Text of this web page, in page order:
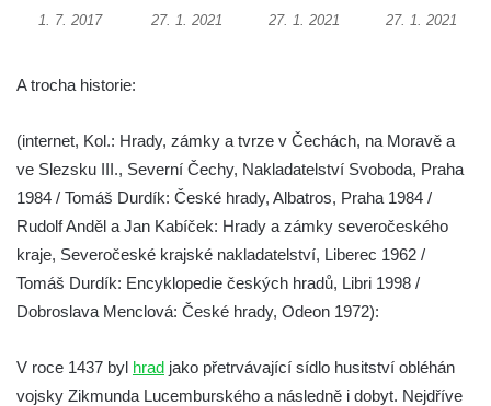
Hrad Hungerberg
Hrad Oparno
Skalní hrad Stohánek
Hrad Fredevald (Pustý zámek) u České
Kamenice
Hrad Ostrý (Scharfenstein) u Františkova
nad Ploučnicí
Hrad Himlštejn
Hrad Nejdek
1. 7. 2017 27. 1. 2021 27. 1. 2021 27. 1. 2021
A trocha historie:
(internet, Kol.: Hrady, zámky a tvrze v Čechách, na Moravě a
ve Slezsku III., Severní Čechy, Nakladatelství Svoboda, Praha
1984 / Tomáš Durdík: České hrady, Albatros, Praha 1984 /
Rudolf Anděl a Jan Kabíček: Hrady a zámky severočeského
kraje, Severočeské krajské nakladatelství, Liberec 1962 /
Tomáš Durdík: Encyklopedie českých hradů, Libri 1998 /
Dobroslava Menclová: České hrady, Odeon 1972):
V roce 1437 byl hrad jako přetrvávající sídlo husitství obléhán
vojsky Zikmunda Lucemburského a následně i dobyt. Nejdříve